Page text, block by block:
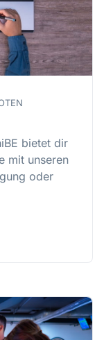
bietet dir
mit unseren
oder